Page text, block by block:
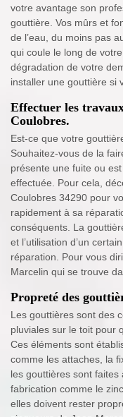
votre avantage son
gouttière. Vos mûrs et
de l’eau, du moins pas
qui coule le long de
dégradation de votre
installer une gouttière si
Effectuer les
Coulobres.
Est-ce que votre
Souhaitez-vous de la
présente une fuite ou
effectuée. Pour cela,
Coulobres 34290 pour
rapidement à sa
conséquents. La
et l’utilisation d’un
réparation. Pour vous
Marcelin qui se trouve
Propreté des
Les gouttières sont des
pluviales sur le toit pour
Ces éléments sont
comme les attaches, la
les gouttières sont
fabrication comme le
elles doivent rester